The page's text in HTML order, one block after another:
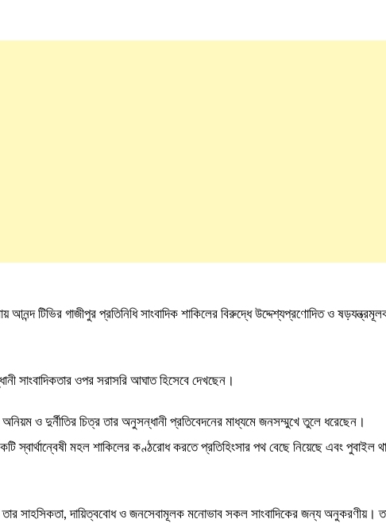
প্রতিনিধি সাংবাদিক শাকিলের বিরুদ্ধে উদ্দেশ্যপ্রণোদিত ও
সাংবাদিকতার ওপর সরাসরি আঘাত হিসেবে দেখছেন।
ও দুর্নীতির চিত্র তার অনুসন্ধানী প্রতিবেদনের মাধ্যমে জনসম্মুখে তুলে ধরেছেন।
মহল শাকিলের কণ্ঠরোধ করতে প্রতিহিংসার পথ বেছে নিয়েছে এবং পুবাইল
তার সাহসিকতা, দায়িত্ববোধ ও জনসেবামূলক মনোভাব সকল সাংবাদিকের জন্য অনুকরণীয়।